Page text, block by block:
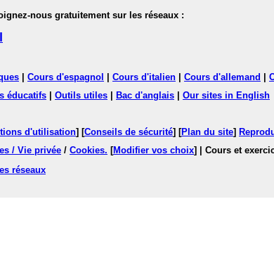
nous gratuitement sur les réseaux :
Cours d'espagnol Cours d'italien Cours d'allemand
éducatifs Outils utiles Bac d'anglais Our sites in English
d'utilisation] [Conseils de sécurité] [Plan du site]
/ Vie privée / Cookies. [Modifier vos choix]
| Cours et
réseaux